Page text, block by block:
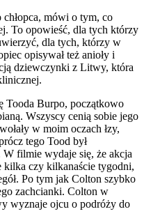
chłopca, mówi o tym, co
To opowieść, dla tych którzy
dla tych, którzy w
opisywał też anioły i
dziewczynki z Litwy, która
Tooda Burpo, początkowo
Wszyscy cenią sobie jego
w moim oczach łzy,
tego Tood był
W filmie wydaje się, że akcja
czy kilkanaście tygodni,
Po tym jak Colton szybko
zachcianki. Colton w
wyznaje ojcu o podróży do